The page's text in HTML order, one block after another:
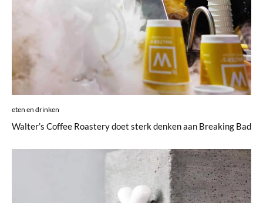
eten en drinken
Walter’s Coffee Roastery doet sterk denken aan Breaking Bad